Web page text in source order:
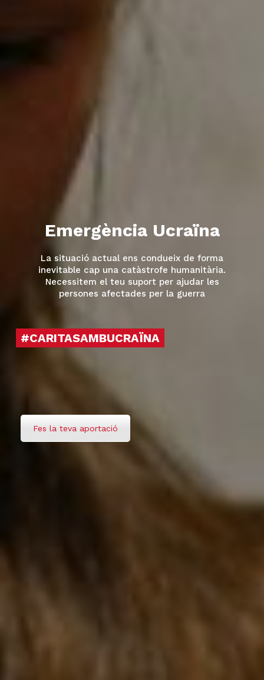
Emergència Ucraïna
La situació actual ens condueix de forma
inevitable cap una catàstrofe humanitària.
Necessitem el teu suport per ajudar les
persones afectades per la guerra
#CARITASAMBUCRAÏNA
Fes la teva aportació